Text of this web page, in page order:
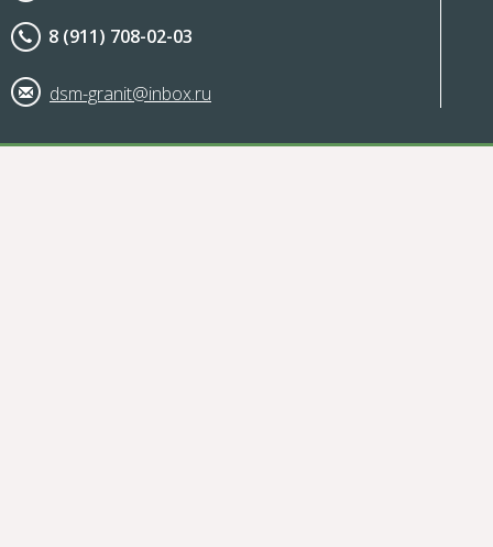
8 (911) 708-02-03
dsm-granit@inbox.ru